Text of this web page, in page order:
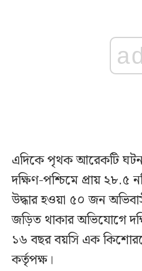
ad
এদিকে পৃথক আরেকটি
দক্ষিণ-পশ্চিমে প্রায় ২৮.৫
উদ্ধার হওয়া ৫০ জন
জড়িত থাকার অভিযোগে
১৬ বছর বয়সি এক
কর্তৃপক্ষ।